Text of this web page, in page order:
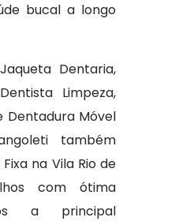
bucal a longo
Dentaria,
Limpeza,
Dentadura Móvel
também
na Vila Rio de
com ótima
a principal